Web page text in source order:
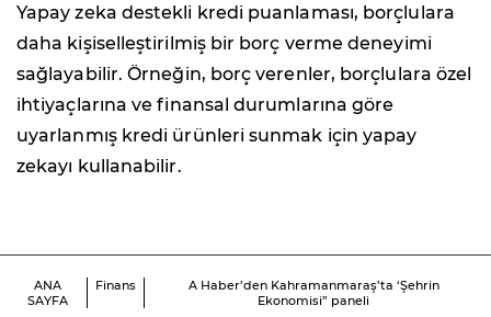
Yapay zeka destekli kredi puanlaması, borçlulara
daha kişiselleştirilmiş bir borç verme deneyimi
sağlayabilir. Örneğin, borç verenler, borçlulara özel
ihtiyaçlarına ve finansal durumlarına göre
uyarlanmış kredi ürünleri sunmak için yapay
zekayı kullanabilir.
ANA
SAYFA
Finans
A Haber’den Kahramanmaraş’ta ‘Şehrin
Ekonomisi” paneli